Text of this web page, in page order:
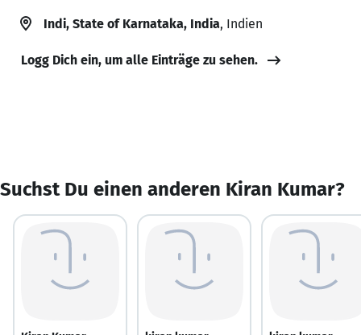
Indi, State of Karnataka, India, Indien
Logg Dich ein, um alle Einträge zu sehen.
Suchst Du einen anderen Kiran Kumar?